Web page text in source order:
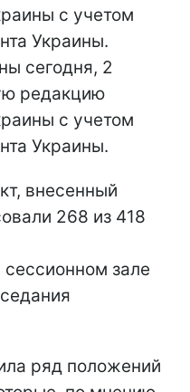
с учетом
Украины.
сегодня, 2
редакцию
с учетом
Украины.
внесенный
268 из 418
зале
ряд положений